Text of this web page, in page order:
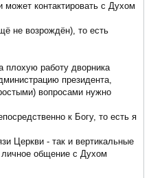
контактировать с Духом
не возрождён), то есть
плохую работу дворника
президента,
вопросами нужно
к Богу, то есть я
Церкви - так и вертикальные
общение с Духом